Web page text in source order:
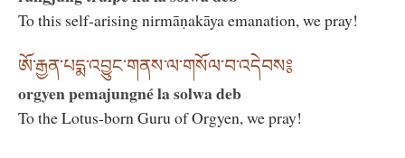
To this self-arising nirmāṇakāya emanation, we pray!
ཨོ་རྒྱན་པདྨ་འབྱུང་གནས་ལ་གསོལ་བ་འདེབས༔
orgyen pemajungné la solwa deb
To the Lotus-born Guru of Orgyen, we pray!